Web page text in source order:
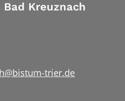
Kreuznach
trier.de